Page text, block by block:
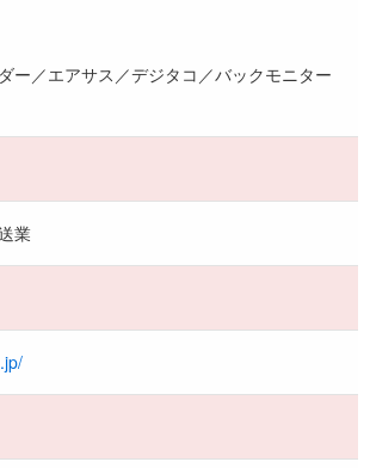
ー／エアサス／デジタコ／バックモニター
業